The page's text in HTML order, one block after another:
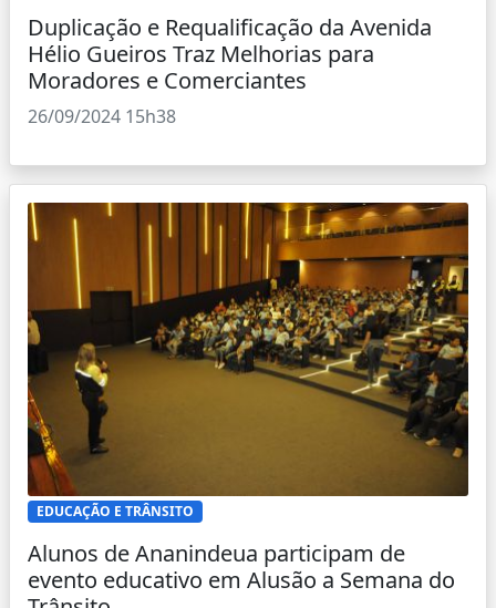
Duplicação e Requalificação da Avenida
Hélio Gueiros Traz Melhorias para
Moradores e Comerciantes
26/09/2024 15h38
EDUCAÇÃO E TRÂNSITO
Alunos de Ananindeua participam de
evento educativo em Alusão a Semana do